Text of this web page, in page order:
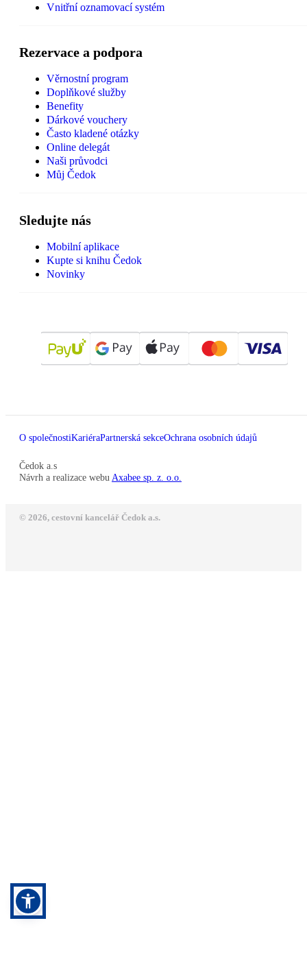
Vnitřní oznamovací systém
Rezervace a podpora
Věrnostní program
Doplňkové služby
Benefity
Dárkové vouchery
Často kladené otázky
Online delegát
Naši průvodci
Můj Čedok
Sledujte nás
Mobilní aplikace
Kupte si knihu Čedok
Novinky
O společnostiKariéraPartnerská sekceOchrana osobních údajů
Čedok a.s
Návrh a realizace webu Axabee sp. z. o.o.
© 2026, cestovní kancelář Čedok a.s.